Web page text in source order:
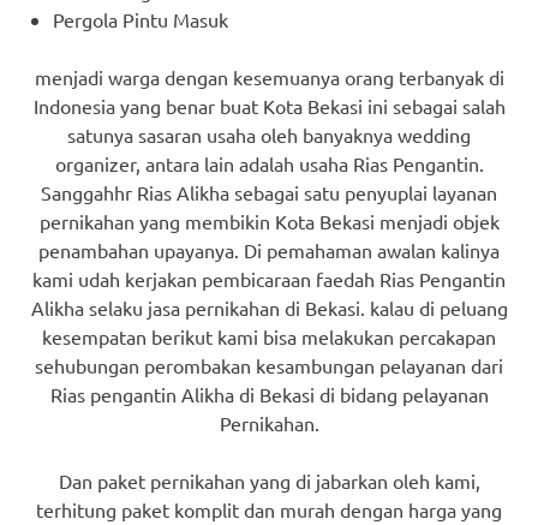
Pergola Pintu Masuk
menjadi warga dengan kesemuanya orang terbanyak di
Indonesia yang benar buat Kota Bekasi ini sebagai salah
satunya sasaran usaha oleh banyaknya wedding
organizer, antara lain adalah usaha Rias Pengantin.
Sanggahhr Rias Alikha sebagai satu penyuplai layanan
pernikahan yang membikin Kota Bekasi menjadi objek
penambahan upayanya. Di pemahaman awalan kalinya
kami udah kerjakan pembicaraan faedah Rias Pengantin
Alikha selaku jasa pernikahan di Bekasi. kalau di peluang
kesempatan berikut kami bisa melakukan percakapan
sehubungan perombakan kesambungan pelayanan dari
Rias pengantin Alikha di Bekasi di bidang pelayanan
Pernikahan.
Dan paket pernikahan yang di jabarkan oleh kami,
terhitung paket komplit dan murah dengan harga yang